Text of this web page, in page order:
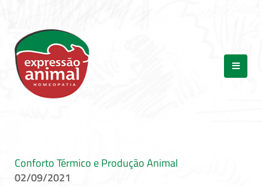
Conforto Térmico e Produção Animal
02/09/2021